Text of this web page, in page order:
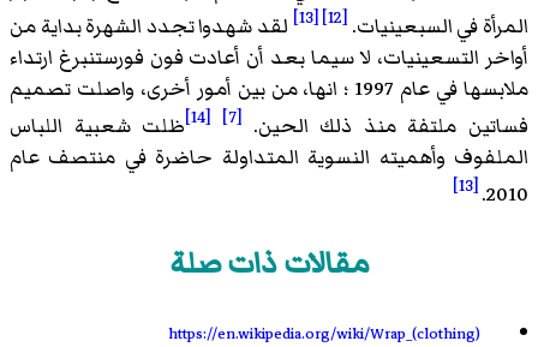
المرأة في السبعينيات. [12]
[13]
لقد شهدوا تجدد الشهرة بداية من
أواخر التسعينيات، لا سيما بعد أن أعادت فون فورستنبرغ ارتداء
ملابسها في عام 1997 ؛ انها، من بين أمور أخرى، واصلت تصميم
فساتين ملتفة منذ ذلك الحين.[7]
[14]
ظلت شعبية اللباس
الملفوف وأهميته النسوية المتداولة حاضرة في منتصف عام
2010.
[13]
مقالات ذات صلة
https://en.wikipedia.org/wiki/Wrap_(clothing)